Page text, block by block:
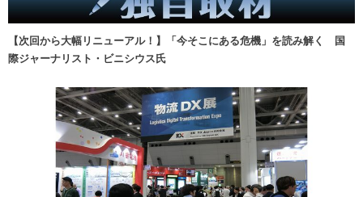
【次回から大幅リニューアル！】「今そこにある危機」を読み解く 国
際ジャーナリスト・ビニシウス氏